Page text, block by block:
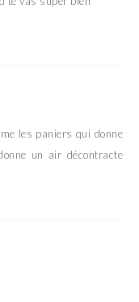
les paniers qui donne
un air décontracte